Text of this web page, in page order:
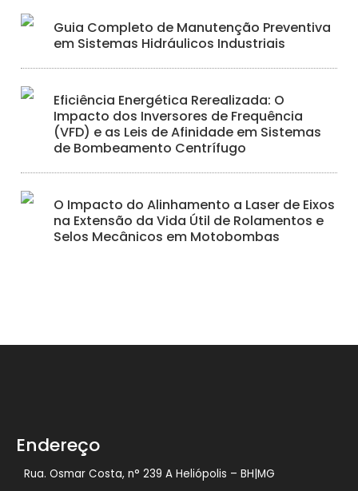
Guia Completo de Manutenção Preventiva
em Sistemas Hidráulicos Industriais
Eficiência Energética Rerealizada: O
Impacto dos Inversores de Frequência
(VFD) e as Leis de Afinidade em Sistemas
de Bombeamento Centrífugo
O Impacto do Alinhamento a Laser de Eixos
na Extensão da Vida Útil de Rolamentos e
Selos Mecânicos em Motobombas
Endereço
Rua. Osmar Costa, n° 239 A Heliópolis – BH|MG